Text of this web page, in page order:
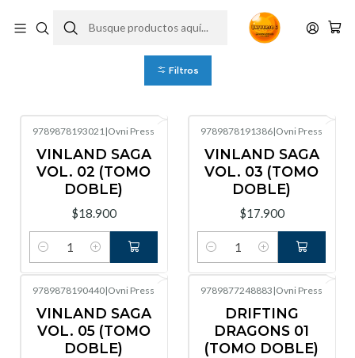
Ovni Press
Filtros
9789878193021 |Ovni Press
VINLAND SAGA
VOL. 02 (TOMO
DOBLE)
$18.900
Cantidad
9789878191386|Ovni Press
VINLAND SAGA
VOL. 03 (TOMO
DOBLE)
$17.900
Cantidad
9789878190440|Ovni Press
VINLAND SAGA
VOL. 05 (TOMO
DOBLE)
9789877248883 |Ovni Press
DRIFTING
DRAGONS 01
(TOMO DOBLE)